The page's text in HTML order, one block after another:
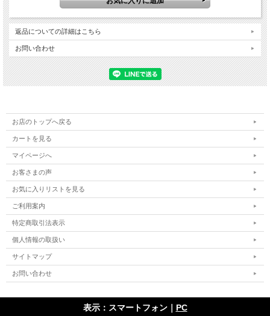
返品についての詳細はこちら
お問い合わせ
お店のトップへ戻る
カートを見る
マイページへ
お客さまの声
お気に入りリストを見る
ご利用案内
特定商取引法表示
個人情報の取扱い
サイトマップ
お問い合わせ
表示：スマートフォン｜ PC